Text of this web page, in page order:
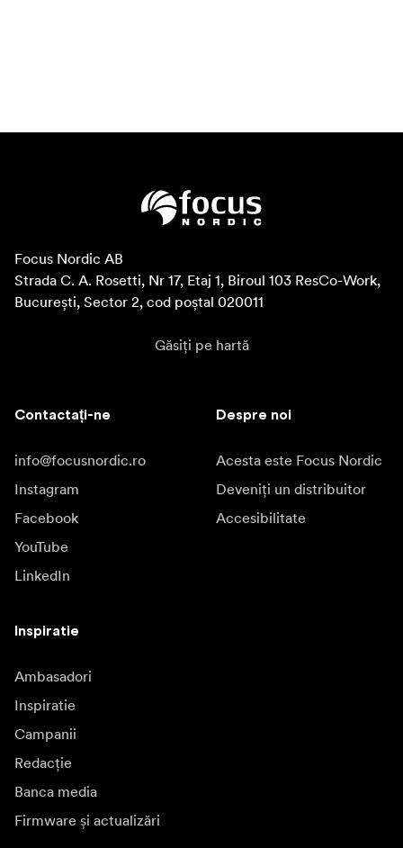
Focus Nordic AB
Strada C. A. Rosetti, Nr 17, Etaj 1, Biroul 103 ResCo-Work,
București, Sector 2, cod poștal 020011
Găsiți pe hartă
Contactați-ne
info@focusnordic.ro
Instagram
Facebook
YouTube
LinkedIn
Despre noi
Acesta este Focus Nordic
Deveniți un distribuitor
Accesibilitate
Inspiratie
Ambasadori
Inspiratie
Campanii
Redacție
Banca media
Firmware și actualizări